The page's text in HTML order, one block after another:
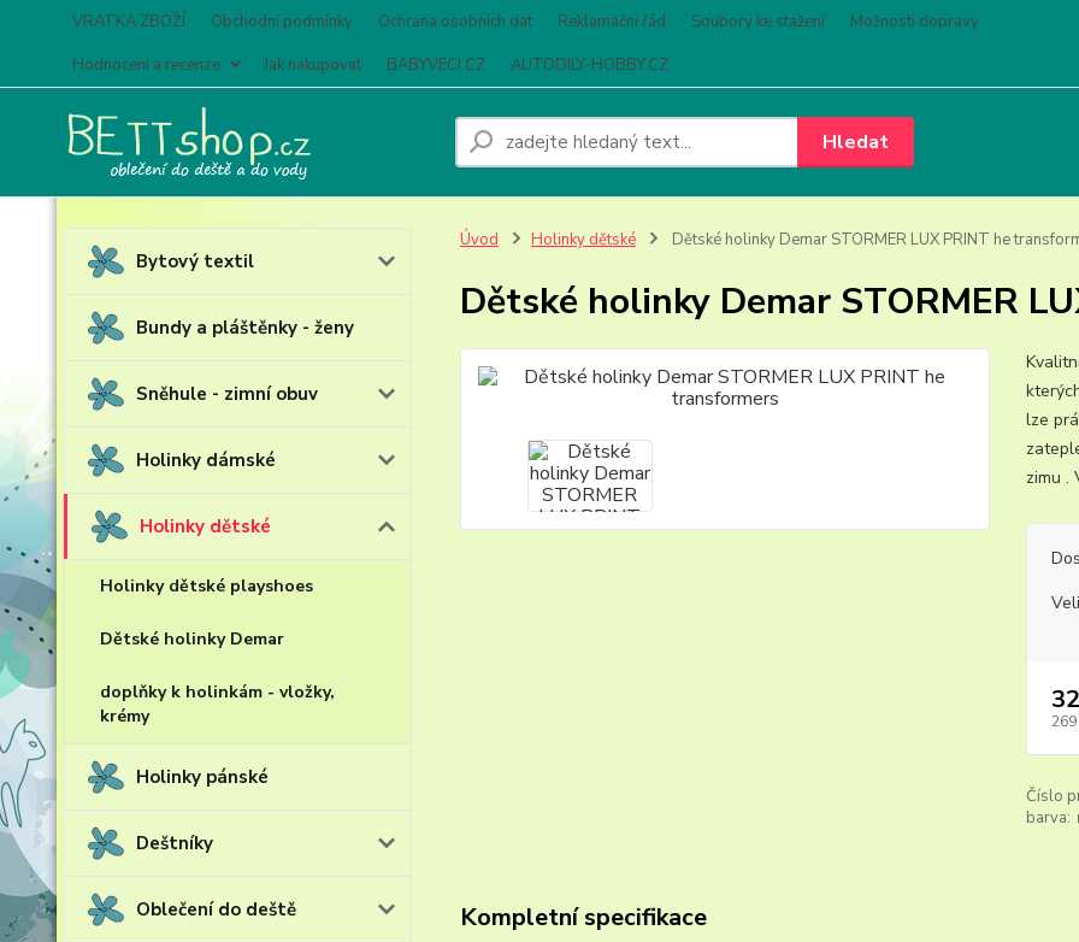
VRATKA ZBOŽÍ Obchodní podmínky Ochrana osobních dat Reklamační řád Soubory ke stažení
Možnosti dopravy
Hodnocení a recenze
Jak nakupovat BABYVECI.CZ AUTODILY-HOBBY.CZ
Hledat
Bytový textil
Bundy a pláštěnky - ženy
Sněhule - zimní obuv
Holinky dámské
Holinky dětské
Holinky dětské playshoes
Dětské holinky Demar
doplňky k holinkám - vložky,
krémy
Holinky pánské
Deštníky
Oblečení do deště
Úvod Holinky dětské Dětské holinky Demar STORMER LUX PRINT he
Dětské holinky Demar STORMER
lze
zimu .
269
Číslo
barva:
Kompletní specifikace